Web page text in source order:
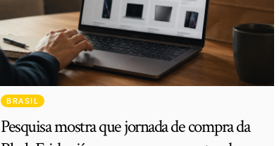
BRASIL
Pesquisa mostra que jornada de compra da